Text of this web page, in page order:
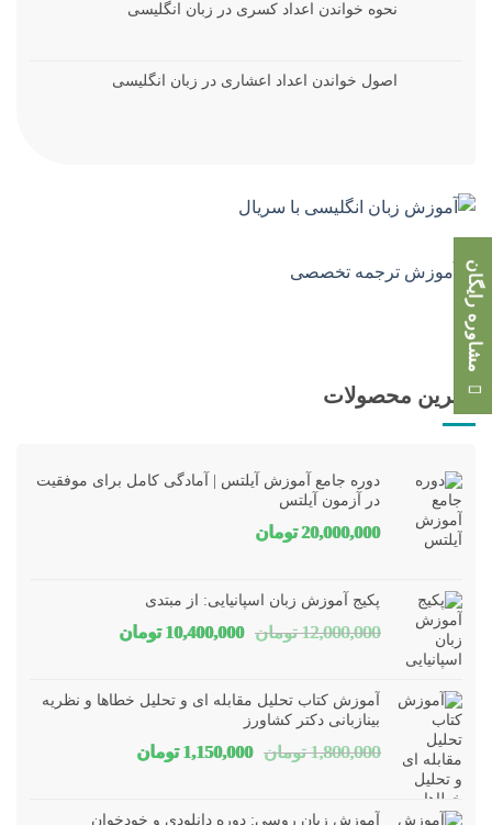
نحوه خواندن اعداد کسری در زبان انگلیسی
اصول خواندن اعداد اعشاری در زبان انگلیسی
بهترین محصولات
دوره جامع آموزش آیلتس | آمادگی کامل برای موفقیت
در آزمون آیلتس
20,000,000 تومان
پکیج آموزش زبان اسپانیایی: از مبتدی
12,000,000 تومان قیمت
بود.
10,400,000 تومانقیمت
است.
آموزش کتاب تحلیل مقابله ای و تحلیل خطاها و نظریه
بینازبانی دکتر کشاورز
1,800,000 تومان قیمت
1,150,000 تومانقیمت
آموزش زبان روسی: دوره دانلودی و خودخوان
مشاوره رایگان